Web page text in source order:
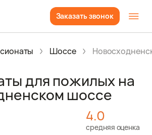
Заказать звонок
Шоссе
для пожилых на
шоссе
4.0
средняя оценка